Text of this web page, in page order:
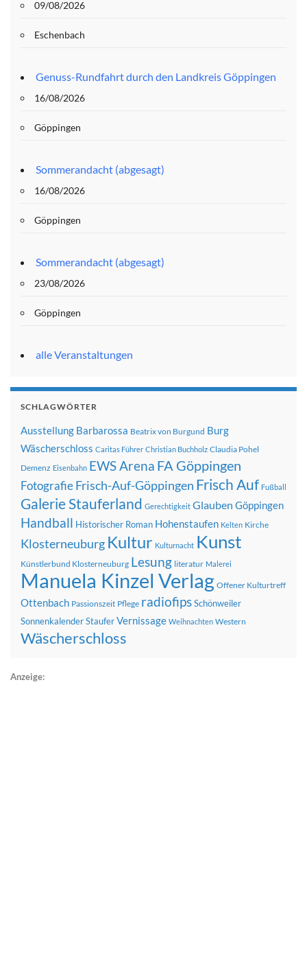
09/08/2026
Eschenbach
Genuss-Rundfahrt durch den Landkreis Göppingen
16/08/2026
Göppingen
Sommerandacht (abgesagt)
16/08/2026
Göppingen
Sommerandacht (abgesagt)
23/08/2026
Göppingen
alle Veranstaltungen
SCHLAGWÖRTER
Ausstellung Barbarossa Beatrix von Burgund Burg
Wäscherschloss Caritas Führer Christian Buchholz Claudia Pohel
Demenz Eisenbahn EWS Arena FA Göppingen
FotografieFrisch-Auf-Göppingen Frisch Auf Fußball
Galerie Stauferland Gerechtigkeit Glauben Göppingen
Handball Historischer Roman Hohenstaufen Kelten Kirche
Klosterneuburg Kultur Kulturnacht Kunst
Künstlerbund Klosterneuburg Lesung literatur Malerei
Manuela Kinzel Verlag Offener Kulturtreff
Ottenbach Passionszeit Pflege radiofipsSchönweiler
SonnenkalenderStauferVernissage Weihnachten Western
Wäscherschloss
Anzeige: